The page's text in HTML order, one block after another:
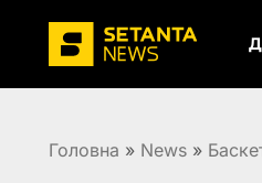
Головна » News »